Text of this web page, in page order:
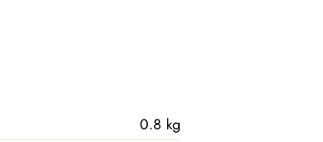
0.8 kg